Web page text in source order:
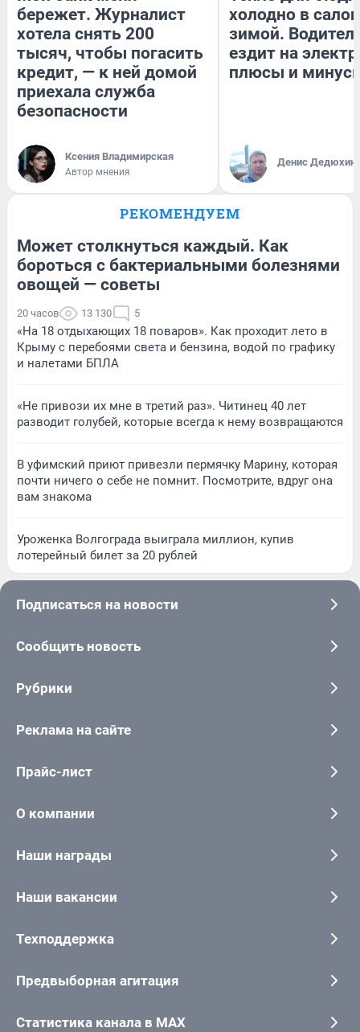
бережет. Журналист
хотела снять 200
тысяч, чтобы погасить
кредит, — к ней домой
приехала служба
безопасности
Ксения Владимирская
Автор мнения
холодно в
зимой.
ездит на
плюсы и
Денис Дедюхин
РЕКОМЕНДУЕМ
Может столкнуться каждый. Как
бороться с бактериальными болезнями
овощей — советы
20 часов 13 130 5
«На 18 отдыхающих 18 поваров». Как проходит лето в
Крыму с перебоями света и бензина, водой по графику
и налетами БПЛА
«Не привози их мне в третий раз». Читинец 40 лет
разводит голубей, которые всегда к нему возвращаются
В уфимский приют привезли пермячку Марину, которая
почти ничего о себе не помнит. Посмотрите, вдруг она
вам знакома
Уроженка Волгограда выиграла миллион, купив
лотерейный билет за 20 рублей
Подписаться на новости
Сообщить новость
Рубрики
Реклама на сайте
Прайс-лист
О компании
Наши награды
Наши вакансии
Техподдержка
Предвыборная агитация
Статистика канала в MAX